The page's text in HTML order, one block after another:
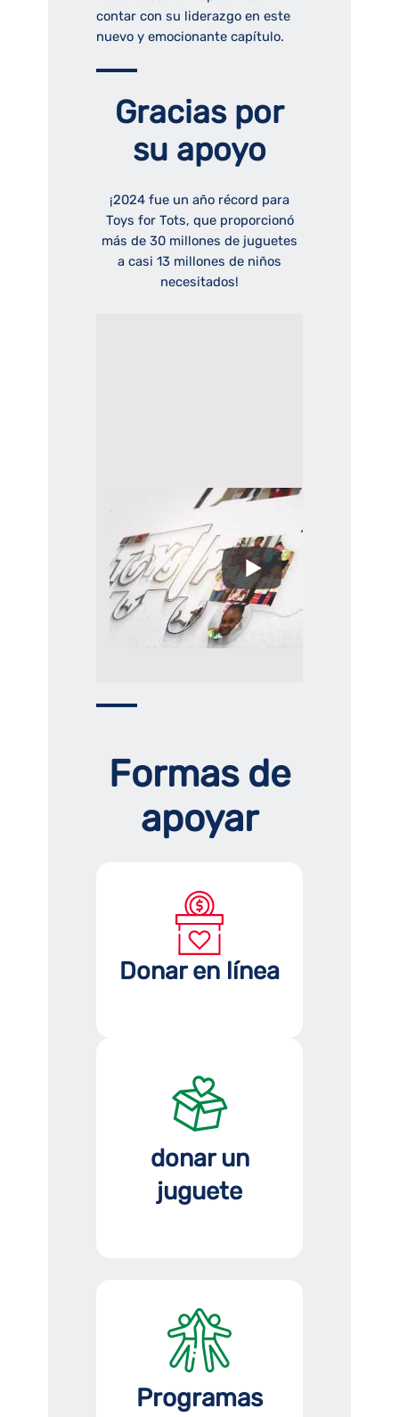
contar con su liderazgo en este
nuevo y emocionante capítulo.
Gracias por
su apoyo
¡2024 fue un año récord para
Toys for Tots, que proporcionó
más de 30 millones de juguetes
a casi 13 millones de niños
necesitados!
Formas de
apoyar
Donar en línea
donar un
juguete
Programas